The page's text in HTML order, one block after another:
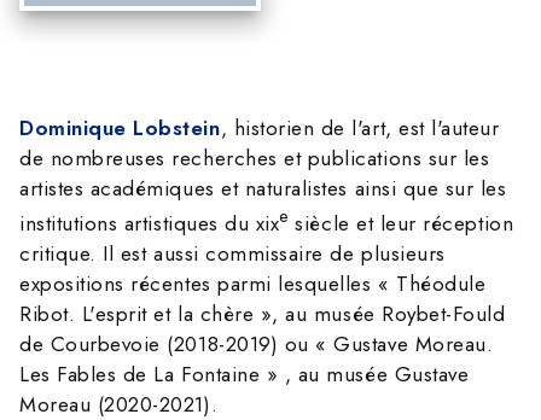
Dominique Lobstein, historien de l'art, est l'auteur
de nombreuses recherches et publications sur les
artistes académiques et naturalistes ainsi que sur les
institutions artistiques du xixe siècle et leur réception
critique. Il est aussi commissaire de plusieurs
expositions récentes parmi lesquelles « Théodule
Ribot. L'esprit et la chère », au musée Roybet-Fould
de Courbevoie (2018-2019) ou « Gustave Moreau.
Les Fables de La Fontaine » , au musée Gustave
Moreau (2020-2021).